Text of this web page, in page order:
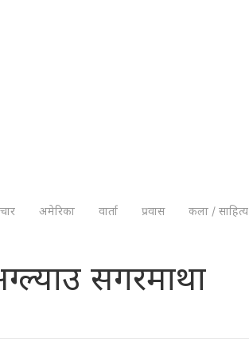
अमेरिका वार्ता प्रवास कला / साहित्य
सगरमाथा